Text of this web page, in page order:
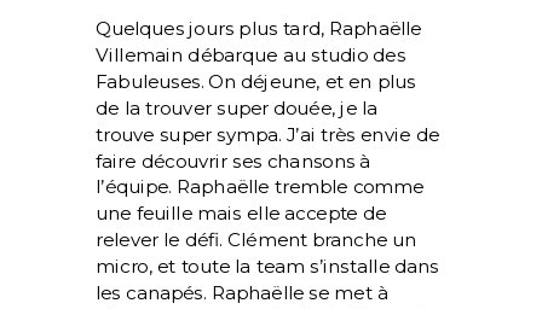
Quelques jours plus tard, Raphaëlle
Villemain débarque au studio des
Fabuleuses. On déjeune, et en plus
de la trouver super douée, je la
trouve super sympa. J’ai très envie de
faire découvrir ses chansons à
l’équipe. Raphaëlle tremble comme
une feuille mais elle accepte de
relever le défi. Clément branche un
micro, et toute la team s’installe dans
les canapés. Raphaëlle se met à